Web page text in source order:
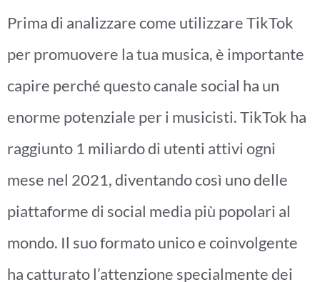
Prima di analizzare come utilizzare TikTok
per promuovere la tua musica, è importante
capire perché questo canale social ha un
enorme potenziale per i musicisti. TikTok ha
raggiunto 1 miliardo di utenti attivi ogni
mese nel 2021, diventando così uno delle
piattaforme di social media più popolari al
mondo. Il suo formato unico e coinvolgente
ha catturato l’attenzione specialmente dei